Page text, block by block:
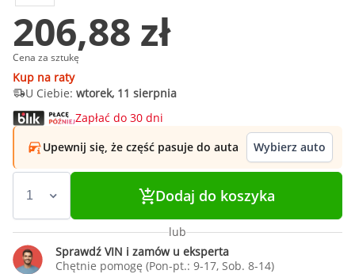
206,88 zł
Cena za sztukę
Kup na raty
U Ciebie: wtorek, 11 sierpnia
Zapłać do 30 dni
Upewnij się, że część pasuje do auta
Wybierz auto
Dodaj do koszyka
lub
Sprawdź VIN i zamów u eksperta
Chętnie pomogę (Pon-pt.: 9-17, Sob. 8-14)